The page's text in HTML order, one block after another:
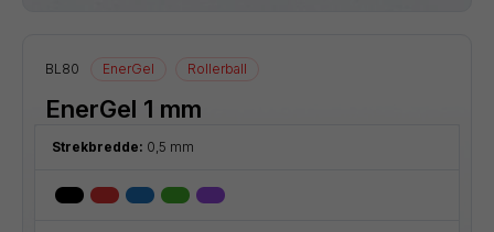
BL80 EnerGel Rollerball
EnerGel 1 mm
Strekbredde: 0,5 mm